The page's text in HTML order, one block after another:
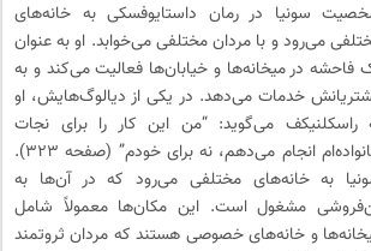
سونیا در رمان داستایوفسکی به خانه‌های
می‌رود و با مردان مختلفی می‌خوابد. او به عنوان
فاحشه در میخانه‌ها و خیابان‌ها فعالیت می‌کند و به
خدمات می‌دهد. در یکی از دیالوگ‌هایش، او
راسکلنیکف می‌گوید: “من این کار را برای نجات
خانواده‌ام انجام می‌دهم، نه برای خودم” (صفحه ۳۲۳).
به خانه‌های مختلفی می‌رود که در آن‌ها به
مشغول است. این مکان‌ها معمولاً شامل
و خانه‌های خصوصی هستند که مردان ثروتمند